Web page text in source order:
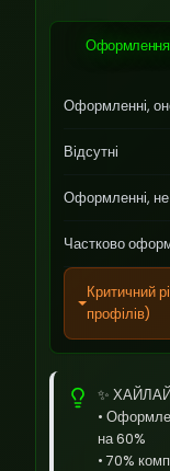
Оформлення
Відсутні
Частково
Критичний
профілів)
✨
•
на 60%
• 70%